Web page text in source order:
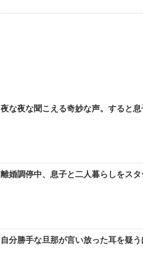
夜な夜な聞こえる奇妙な声。すると
離婚調停中、息子と二人暮らしをス
自分勝手な旦那が言い放った耳を疑